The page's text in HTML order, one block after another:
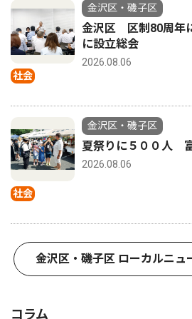
社会
金沢区・磯子区
金沢区 区制80周年
に設立総会
2026.08.06
社会
金沢区・磯子区
夏祭りに５００人
2026.08.06
金沢区・磯子区 ローカルニュ
コラム